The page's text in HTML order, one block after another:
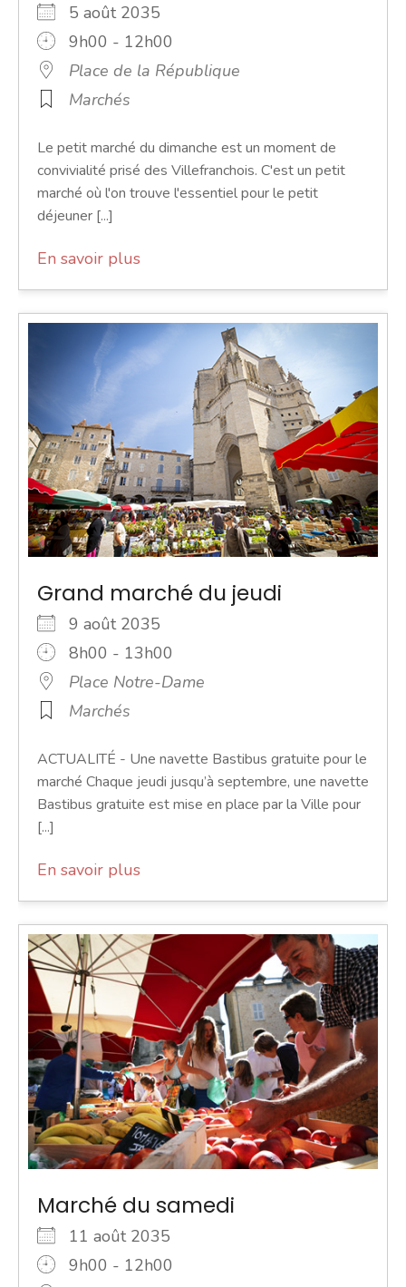
5 août 2035
9h00 - 12h00
Place de la République
Marchés
Le petit marché du dimanche est un moment de
convivialité prisé des Villefranchois. C'est un petit
marché où l'on trouve l'essentiel pour le petit
déjeuner [...]
En savoir plus
Grand marché du jeudi
9 août 2035
8h00 - 13h00
Place Notre-Dame
Marchés
ACTUALITÉ - Une navette Bastibus gratuite pour le
marché Chaque jeudi jusqu’à septembre, une navette
Bastibus gratuite est mise en place par la Ville pour
[...]
En savoir plus
Marché du samedi
11 août 2035
9h00 - 12h00